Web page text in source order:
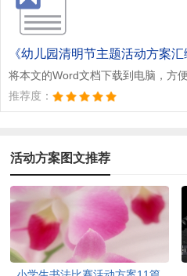
《幼儿园清明节主题活动方案汇
将本文的Word文档下载到电脑，方
推荐度：
活动方案图文推荐